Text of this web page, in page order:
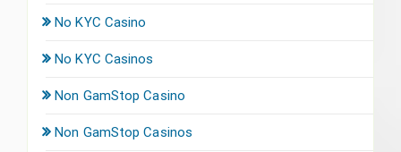
No KYC Casino
No KYC Casinos
Non GamStop Casino
Non GamStop Casinos